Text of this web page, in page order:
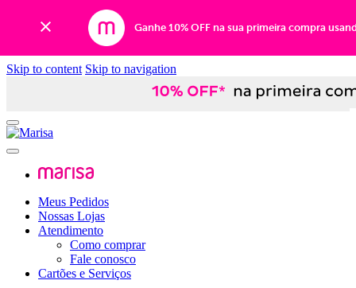
Ganhe 10% OFF na sua primeira compra
Skip to content Skip to navigation
Meus Pedidos
Nossas Lojas
Atendimento
Como comprar
Fale conosco
Cartões e Serviços